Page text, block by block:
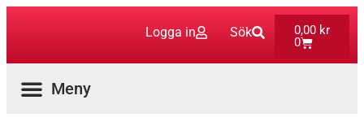
Logga in Sök 0,00 kr
0